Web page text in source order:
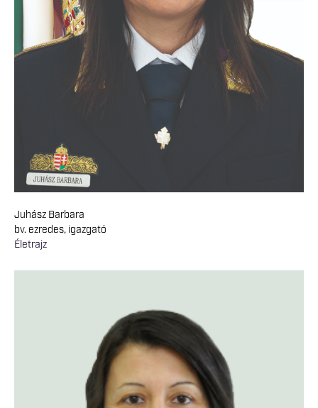
Juhász Barbara
bv. ezredes, igazgató
Életrajz